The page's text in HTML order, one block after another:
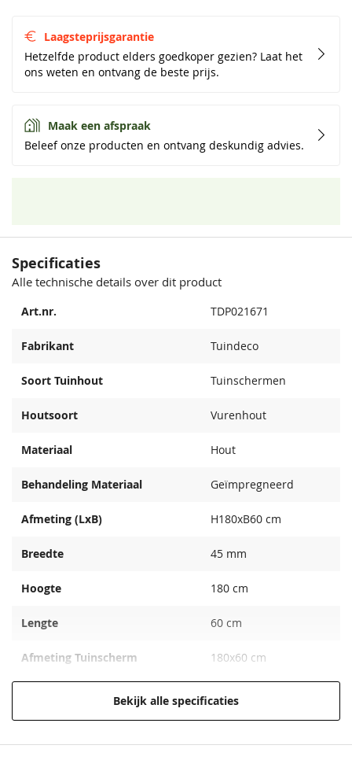
Laagsteprijsgarantie
Hetzelfde product elders goedkoper gezien? Laat het
ons weten en ontvang de beste prijs.
Maak een afspraak
Beleef onze producten en ontvang deskundig advies.
Specificaties
Alle technische details over dit product
Art.nr. TDP021671
Fabrikant Tuindeco
Soort Tuinhout Tuinschermen
Houtsoort Vurenhout
Materiaal Hout
Behandeling Materiaal Geïmpregneerd
Afmeting (LxB) H180xB60 cm
Breedte 45 mm
Hoogte 180 cm
Lengte 60 cm
Afmeting Tuinscherm 180x60 cm
Bekijk alle specificaties